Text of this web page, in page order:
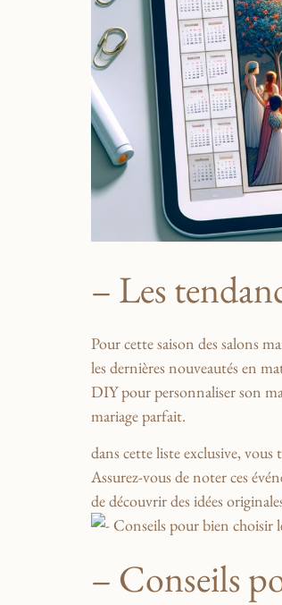
– ​Les
Pour ‍cette saison des salons
les‍ dernières nouveautés en
DIY pour‍ personnaliser son
mariage parfait.
dans ⁣cette liste exclusive, ⁢vous
Assurez-vous de noter ces
de découvrir⁢ des ‌idées
– Conseils